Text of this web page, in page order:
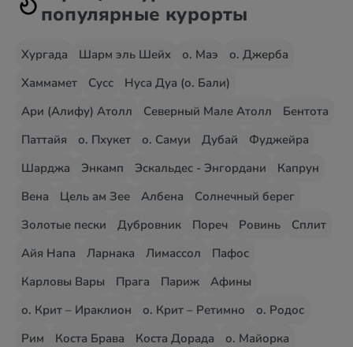
популярные курорты
Хургада Шарм эль Шейх о. Маэ
о. Джерба
Хаммамет
Сусс
Нуса Дуа (о. Бали)
Ари (Алифу) Атолл
Северный Мале Атолл
Бентота
Паттайя
о. Пхукет о. Самуи Дубай
Фуджейра
Шарджа
Энкамп Эскальдес - Энгордани
Капрун
Вена
Цель ам Зее Албена
Солнечный берег
Золотые пески
Дубровник Пореч Ровинь
Сплит
Айя Напа
Ларнака Лимассол
Пафос
Карловы Вары
Прага Париж
Афины
о. Крит – Ираклион
о. Крит – Ретимно
о. Родос
Рим
Коста Брава Коста Дорада
о. Майорка